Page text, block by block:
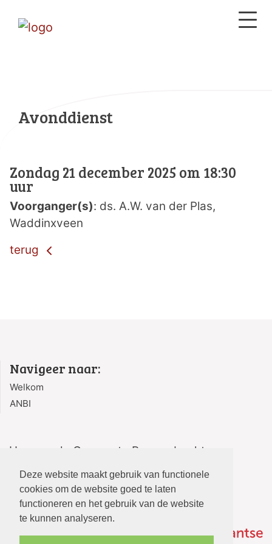
Deze website maakt gebruik van functionele
cookies om de website goed te laten
functioneren en het gebruik van de website
te kunnen analyseren.
Avonddienst
Zondag 21 december 2025 om 18:30
uur
Voorganger(s): ds. A.W. van der Plas,
Waddinxveen
terug
Navigeer naar:
Welkom
ANBI
Hervormde Gemeente Bergambacht
Kerksingel 2
2861 AG Bergambacht